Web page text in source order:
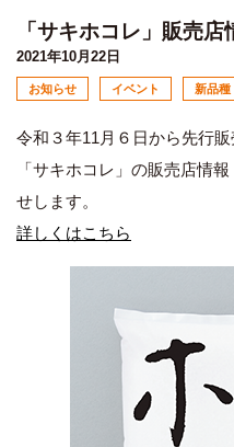
「サキホコレ」販売
2021年10月22日
お知らせ イベント 新品種
令和３年11月６日から先行
「サキホコレ」の販売店情
せします。
詳しくはこちら